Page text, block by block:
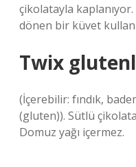
çikolatayla
dönen bir küvet
Twix
(İçerebilir: fındık,
(gluten)). Sütlü
Domuz yağı içermez.